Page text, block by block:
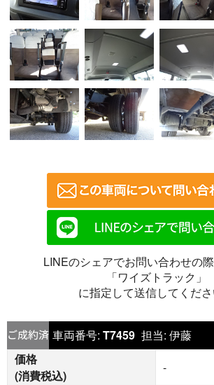
LINEのシェアでお問い合わせの
「ワイズトラック」
に指定して送信してくださ
車両番号: T7459 担当: 伊藤
価格
(消費税込)
-